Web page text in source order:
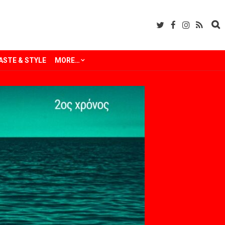
& STYLE MORE…